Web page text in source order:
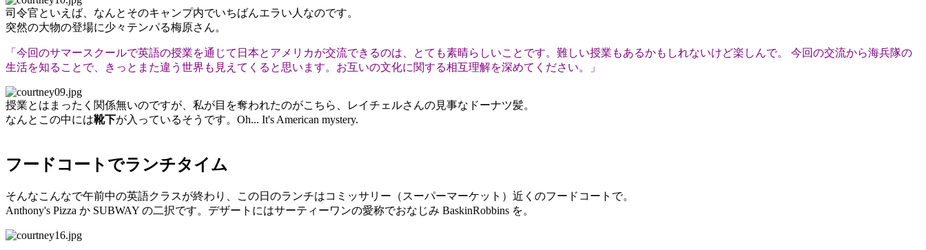
司令官といえば、なんとそのキャンプ内でいちばんエラい人なのです。
突然の大物の登場に少々テンパる梅原さん。
「今回のサマースクールで英語の授業を通じて日本とアメリカが交流できるのは、とても素晴らしいことです。難しい授業もあるかもしれないけど楽しんで。 今回の交流から海兵隊の
生活を知ることで、きっとまた違う世界も見えてくると思います。お互いの文化に関する相互理解を深めてください。」
授業とはまったく関係無いのですが、私が目を奪われたのがこちら、レイチェルさんの見事なドーナツ髪。
なんとこの中には靴下が入っているそうです。Oh... It's American mystery.
フードコートでランチタイム
そんなこんなで午前中の英語クラスが終わり、この日のランチはコミッサリー（スーパーマーケット）近くのフードコートで。
Anthony's Pizza か SUBWAY の二択です。デザートにはサーティーワンの愛称でおなじみ BaskinRobbins を。